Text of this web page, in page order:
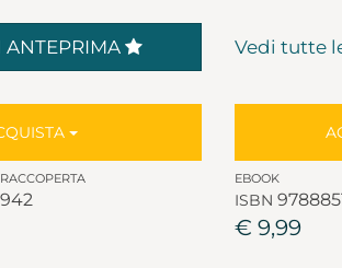
ANTEPRIMA Vedi tutte
EBOOK
ISBN
€ 9,99